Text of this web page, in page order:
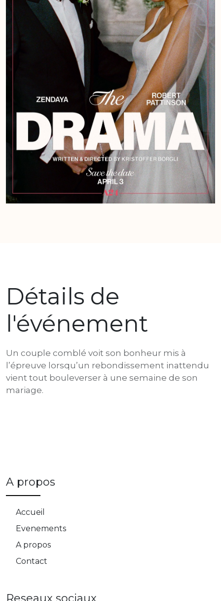
Détails de
l'événement
Un couple comblé voit son bonheur mis à
l’épreuve lorsqu’un rebondissement inattendu
vient tout bouleverser à une semaine de son
mariage.
A propos
Accueil
Evenements
A propos
Contact
Reseaux sociaux